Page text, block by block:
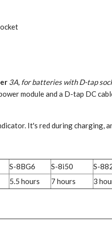
3A, for batteries with D-tap
module and a D-tap DC
It's red during charging,
S-8BG6 S-8i50 S-
5.5 hours 7 hours 3